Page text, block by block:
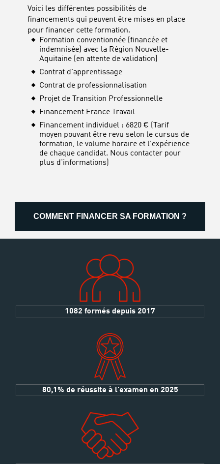
Voici les différentes possibilités de
financements qui peuvent être mises en place
pour financer cette formation.
Formation conventionnée (financée et
indemnisée) avec la Région Nouvelle-
Aquitaine (en attente de validation)
Contrat d'apprentissage
Contrat de professionnalisation
Projet de Transition Professionnelle
Financement France Travail
Financement individuel : 6820 € (Tarif
moyen pouvant être revu selon le cursus de
formation, le volume horaire et l'expérience
de chaque candidat. Nous contacter pour
plus d'informations)
COMMENT FINANCER SA FORMATION ?
1082 formés depuis 2017
80,1% de réussite à l'examen en 2025